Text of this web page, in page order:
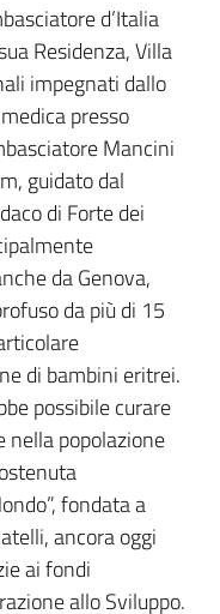
d’Italia
Residenza, Villa
impegnati dallo
presso
Mancini
guidato dal
di Forte dei
da Genova,
da più di 15
di bambini eritrei.
possibile curare
popolazione
fondata a
ancora oggi
ai fondi
allo Sviluppo.